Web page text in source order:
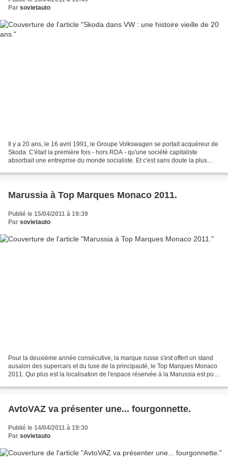
Par sovietauto
Il y a 20 ans, le 16 avril 1991, le Groupe Volkswagen se portait acquéreur de
Skoda. C'était la première fois - hors RDA - qu'une société capitaliste
absorbait une entreprise du monde socialiste. Et c'est sans doute la plus
Marussia à Top Marques Monaco 2011.
Publié le 15/04/2011 à 19:39
Par sovietauto
Pour la deuxième année consécutive, la marque russe s'est offert un stand
ausalon des supercars et du luxe de la principauté, le Top Marques Monaco
2011. Qui plus est la localisation de l'espace réservée à la Marussia est pour
AvtoVAZ va présenter une... fourgonnette.
Publié le 14/04/2011 à 19:30
Par sovietauto